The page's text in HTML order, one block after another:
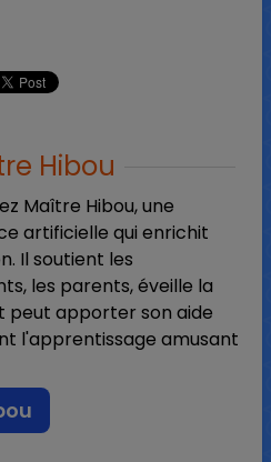
Hibou
Maître Hibou, une
artificielle qui enrichit
Il soutient les
les parents, éveille la
peut apporter son aide
l'apprentissage amusant